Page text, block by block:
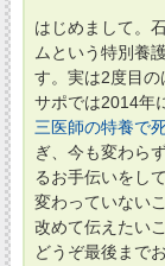
はじめまして。
ムという特別養
す。実は2度目
サポでは2014年
三医師の特養で
ぎ、今も変わら
るお手伝いをし
変わっていない
改めて伝えたい
どうぞ最後まで